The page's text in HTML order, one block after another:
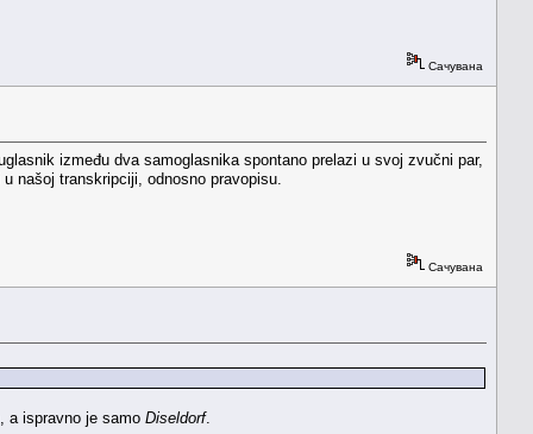
Сачувана
između dva samoglasnika spontano prelazi u svoj zvučni par,
u našoj transkripciji, odnosno pravopisu.
Сачувана
a ispravno je samo Diseldorf.